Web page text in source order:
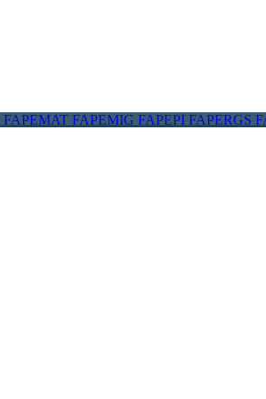
FAPEMAT FAPEMIG FAPEPI FAPERGS